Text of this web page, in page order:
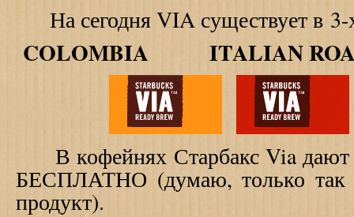
На сегодняVIA существует в
COLOMBIA ITALIAN
В кофейнях Старбакс Via дают
БЕСПЛАТНО (думаю, только так
продукт).